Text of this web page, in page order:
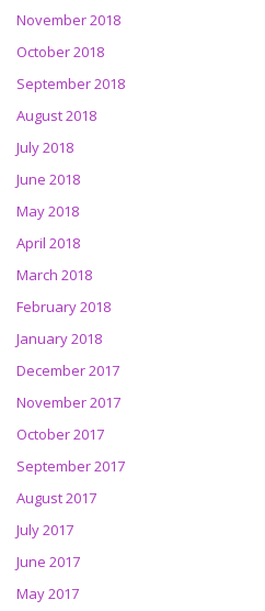
November 2018
October 2018
September 2018
August 2018
July 2018
June 2018
May 2018
April 2018
March 2018
February 2018
January 2018
December 2017
November 2017
October 2017
September 2017
August 2017
July 2017
June 2017
May 2017